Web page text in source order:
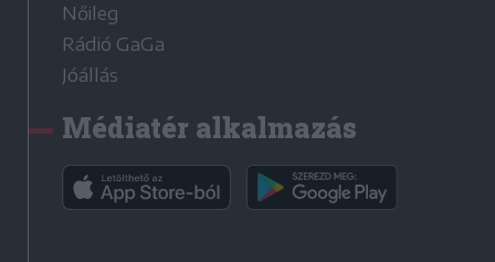
Nőileg
Rádió GaGa
Jóállás
Médiatér alkalmazás